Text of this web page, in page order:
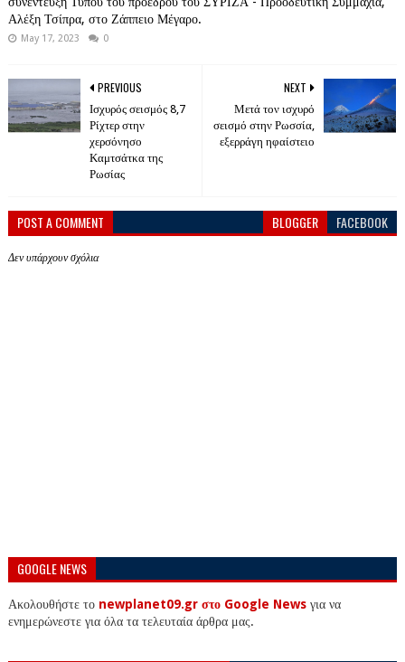
Αλέξη Τσίπρα, στο Ζάππειο Μέγαρο.
May 17, 2023 0
NEXT
Μετά τον ισχυρό
σεισμό στην Ρωσσία,
εξερράγη ηφαίστειο
PREVIOUS
Ισχυρός σεισμός 8,7
Ρίχτερ στην
χερσόνησο
Καμτσάτκα της
Ρωσίας
POST A COMMENT BLOGGER FACEBOOK
Δεν υπάρχουν σχόλια
GOOGLE NEWS
Ακολουθήστε το newplanet09.gr στο Google Newsγια να
ενημερώνεστε για όλα τα τελευταία άρθρα μας.